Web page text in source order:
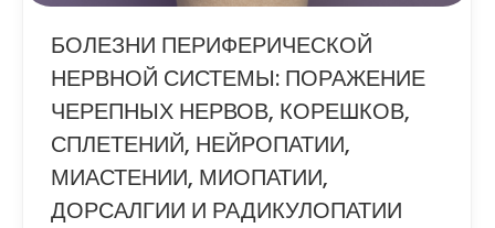
БОЛЕЗНИ ПЕРИФЕРИЧЕСКОЙ
НЕРВНОЙ СИСТЕМЫ: ПОРАЖЕНИЕ
ЧЕРЕПНЫХ НЕРВОВ, КОРЕШКОВ,
СПЛЕТЕНИЙ, НЕЙРОПАТИИ,
МИАСТЕНИИ, МИОПАТИИ,
ДОРСАЛГИИ И РАДИКУЛОПАТИИ